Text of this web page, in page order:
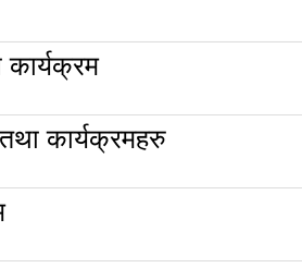
कार्यक्रमहरु